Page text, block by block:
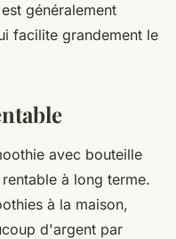
généralement
facilite grandement le
avec bouteille
à long terme.
à la maison,
d'argent par